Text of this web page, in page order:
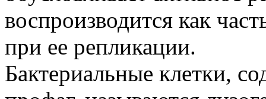
воспроизводится как
при ее репликации.
Бактериальные клетки,